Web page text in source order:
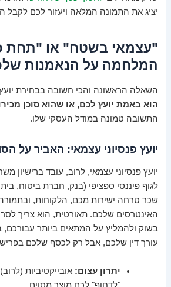
יציג את התמונה המלאה ויעזור לכם לקבל
"עצמאי בשטח" או "תחת
המלחמה על הנאמנות
השאלה הראשונה והכי חשובה בבחירת יועץ
הוא באמת יועץ לכם, או שהוא סוכן
התשובה טמונה במודל העסקי שלו.
יועץ פנסיוני עצמאי: האביר על
יועץ פנסיוני עצמאי, לרוב, עובד ברישיון
לגוף פיננסי ספציפי (בנק, חברת ביטוח,
שכר טרחה ישירות מכם, הלקוחות,
האינטרסים שלכם. תאורטית, הוא צריך
בשוק ולהמליץ על המתאים ביותר עבורכם,
עורך דין שלכם, אבל רק לכסף שלכם
יתרון עצום: אובייקטיביות
"לדחוף" לכם מוצר מסוים.